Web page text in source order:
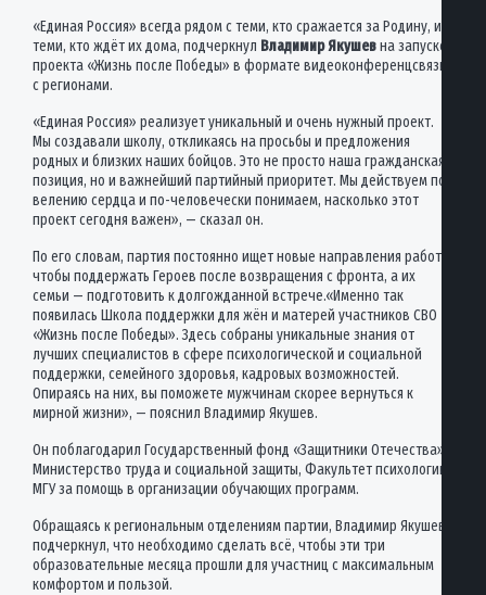
«Единая Россия» всегда рядом с теми, кто сражается за Родину, и с
теми, кто ждёт их дома, подчеркнул Владимир Якушевна запуске
проекта «Жизнь после Победы» в формате видеоконференцсвязи
с регионами.
«Единая Россия» реализует уникальный и очень нужный проект.
Мы создавали школу, откликаясь на просьбы и предложения
родных и близких наших бойцов. Это не просто наша гражданская
позиция, но и важнейший партийный приоритет. Мы действуем по
велению сердца и по-человечески понимаем, насколько этот
проект сегодня важен», — сказал он.
По его словам, партия постоянно ищет новые направления работы,
чтобы поддержать Героев после возвращения с фронта, а их
семьи — подготовить к долгожданной встрече.«Именно так
появилась Школа поддержки для жён и матерей участников СВО
«Жизнь после Победы». Здесь собраны уникальные знания от
лучших специалистов в сфере психологической и социальной
поддержки, семейного здоровья, кадровых возможностей.
Опираясь на них, вы поможете мужчинам скорее вернуться к
мирной жизни», — пояснил Владимир Якушев.
Он поблагодарил Государственный фонд «Защитники Отечества»,
Министерство труда и социальной защиты, Факультет психологии
МГУ за помощь в организации обучающих программ.
Обращаясь к региональным отделениям партии, Владимир Якушев
подчеркнул, что необходимо сделать всё, чтобы эти три
образовательные месяца прошли для участниц с максимальным
комфортом и пользой.